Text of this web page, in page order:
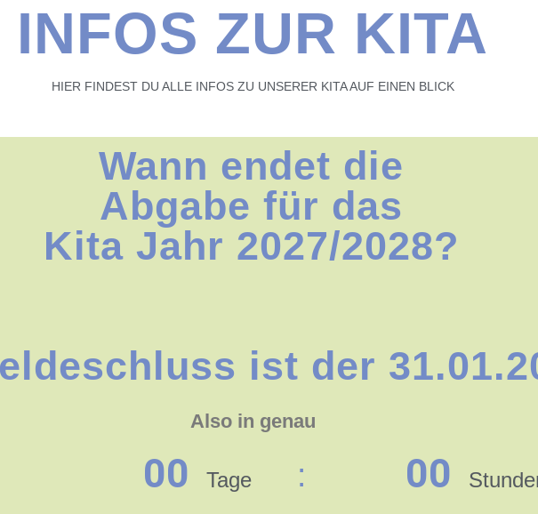
INFOS ZUR KITA
HIER FINDEST DU ALLE INFOS ZU UNSERER KITA AUF EINEN BLICK
Wann endet die
Abgabe für das
Kita Jahr 2027/2028?
ist der
Also in genau
00 Tage 00